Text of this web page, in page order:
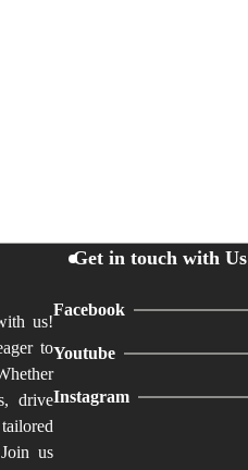
us!
to
drive
us
Get in touch with Us
Facebook
Youtube
Instagram